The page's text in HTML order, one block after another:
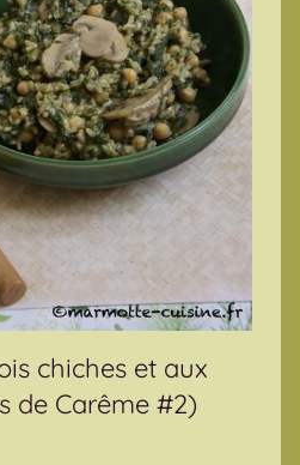
chiches et aux
de Carême #2)